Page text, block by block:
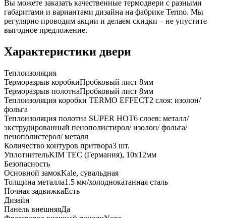
Вы можете заказать качественные термодвери с разными
габаритами и вариантами дизайна на фабрике Termo. Мы
регулярно проводим акции и делаем скидки – не упустите
выгодное предложение.
Характеристики двери
Теплоизоляция
Терморазрыв коробкиПробковый лист 8мм
Терморазрыв полотнаПробковый лист 8мм
Теплоизоляция коробки TERMO EFFECT2 слоя: изолон/
фольга
Теплоизоляция полотна SUPER НОТ6 слоев: металл/
экструдированный пенополистирол/ изолон/ фольга/
пенополистерол/ металл
Количество контуров притвора3 шт.
УплотнительKIM ТЕС (Германия), 10x12мм
Безопасность
Основной замокKale, сувальдная
Толщина металла1.5 мм/холоднокатанная сталь
Ночная задвижкаЕсть
Дизайн
Панель внешняяДа